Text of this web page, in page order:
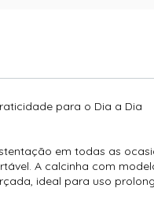
para o Dia a Dia
em todas as
A calcinha com
ideal para uso